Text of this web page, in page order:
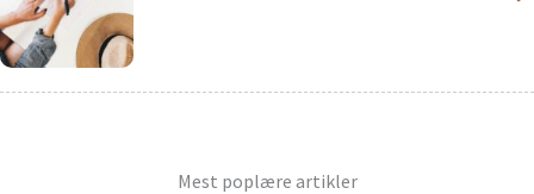
Mest poplære artikler